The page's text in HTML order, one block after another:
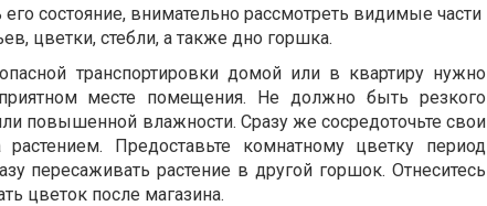
состояние, внимательно рассмотреть видимые части
цветки, стебли, а также дно горшка.
транспортировки домой или в квартиру нужно
месте помещения. Не должно быть резкого
повышенной влажности. Сразу же сосредоточьте свои
Предоставьте комнатному цветку период
пересаживать растение в другой горшок. Отнеситесь
цветок после магазина.